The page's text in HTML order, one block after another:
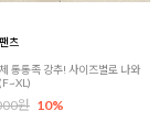
츠
통통족 강추! 사이즈별로 나와
원 10%